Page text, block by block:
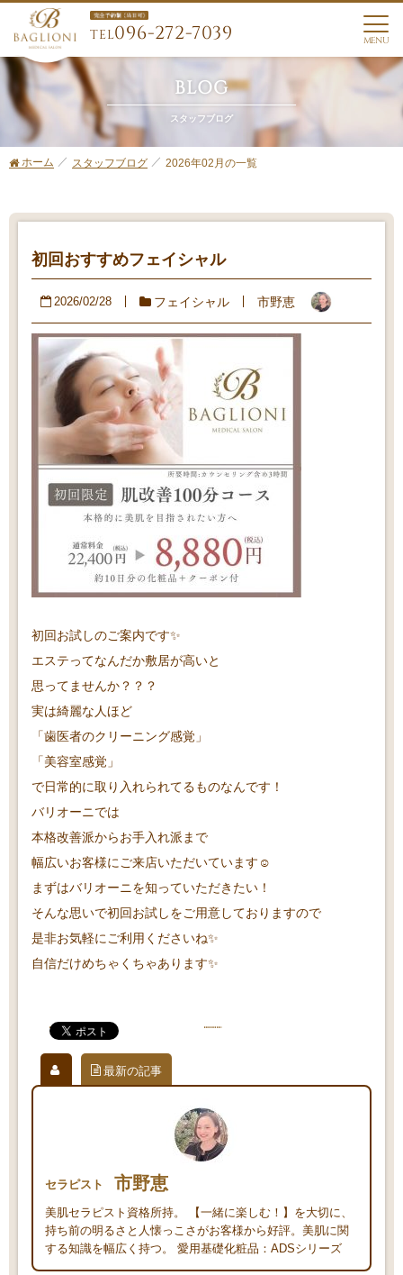
TEL096-272-7039 MENU
BLOG
スタッフブログ
ホーム スタッフブログ 2026年02月の一覧
初回おすすめフェイシャル
2026/02/28 フェイシャル 市野恵
初回お試しのご案内です✨
エステってなんだか敷居が高いと
思ってませんか？？？
実は綺麗な人ほど
「歯医者のクリーニング感覚」
「美容室感覚」
で日常的に取り入れられてるものなんです！
バリオーニでは
本格改善派からお手入れ派まで
幅広いお客様にご来店いただいています☺️
まずはバリオーニを知っていただきたい！
そんな思いで初回お試しをご用意しておりますので
是非お気軽にご利用くださいね✨
自信だけめちゃくちゃあります✨
最新の記事
セラピスト 市野恵
美肌セラピスト資格所持。 【一緒に楽しむ！】を大切に、
持ち前の明るさと人懐っこさがお客様から好評。美肌に関
する知識を幅広く持つ。 愛用基礎化粧品：ADSシリーズ